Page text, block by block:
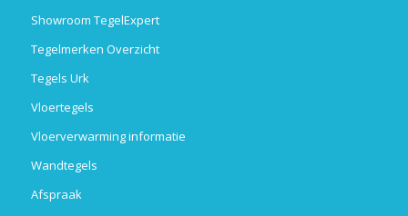
Showroom TegelExpert
Tegelmerken Overzicht
Tegels Urk
Vloertegels
Vloerverwarming informatie
Wandtegels
Afspraak